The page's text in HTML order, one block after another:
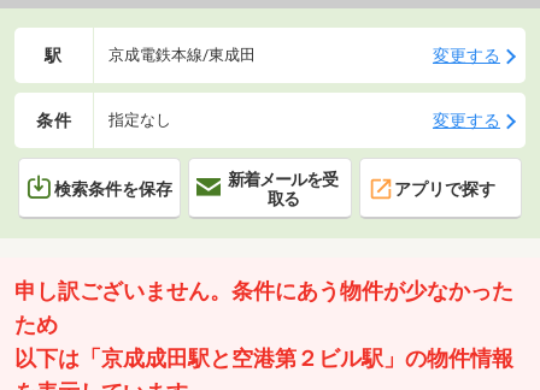
駅 京成電鉄本線/東成田 変更する
条件 指定なし 変更する
検索条件を保存
新着メールを受
取る
アプリで探す
申し訳ございません。条件にあう物件が少なかった
ため
以下は「京成成田駅と空港第２ビル駅」の物件情報